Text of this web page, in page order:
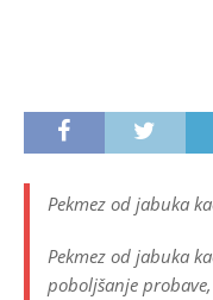
Pekmez od jabuka
Pekmez od jabuka
poboljšanje